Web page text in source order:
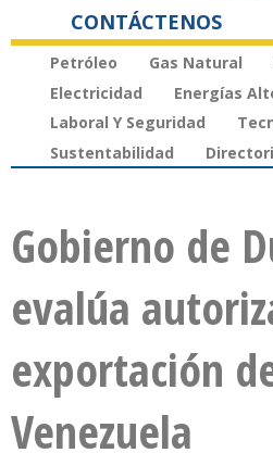
CONTÁCTENOS
Petróleo Gas Natural
Electricidad
Energías
Laboral Y Seguridad
Sustentabilidad
Gobierno de
evalúa
exportación
Venezuela